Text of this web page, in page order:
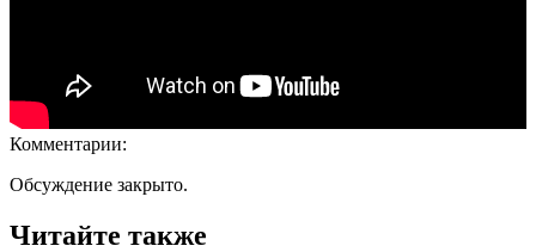
Комментарии:
Обсуждение закрыто.
Читайте также